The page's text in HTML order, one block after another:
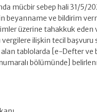
mücbir sebep hali 31/5/
beyanname ve bildirim
üzerine tahakkuk eden
ilişkin tecil başvuru
tablolarda [e-Defter ve
bölümünde]